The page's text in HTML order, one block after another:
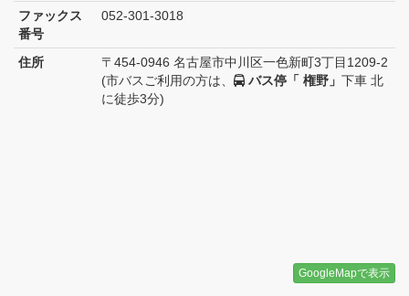
ファックス
番号
052-301-3018
住所
〒454-0946 名古屋市中川区一色新町3丁目1209-2
(市バスご利用の方は、
バス停「 権野」 下車 北
に徒歩3分)
GoogleMapで表示